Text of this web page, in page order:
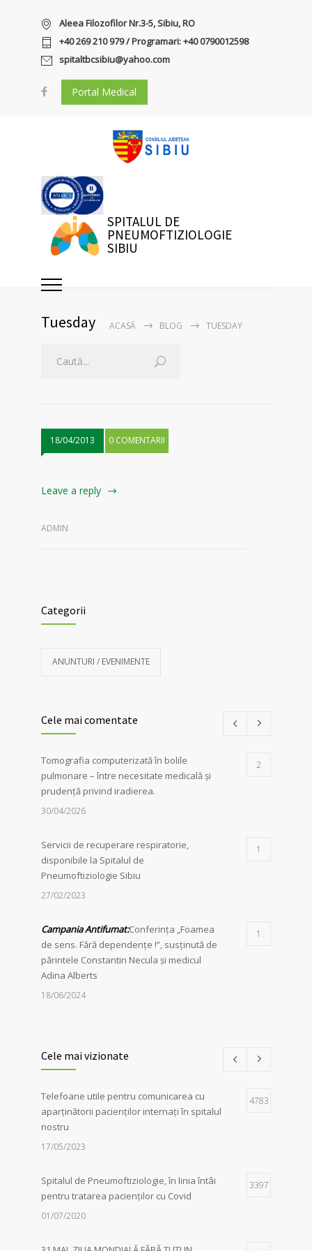
Aleea Filozofilor Nr.3-5, Sibiu, RO
+40 269 210 979 / Programari: +40 0790012598
spitaltbcsibiu@yahoo.com
Portal Medical
SPITALUL DE
PNEUMOFTIZIOLOGIE
SIBIU
Tuesday ACASĂ BLOG TUESDAY
18/04/2013 0 COMENTARII
Leave a reply
ADMIN
Categorii
ANUNTURI / EVENIMENTE
Cele mai comentate
Tomografia computerizată în bolile
pulmonare – între necesitate medicală și
prudență privind iradierea.
2
30/04/2026
Servicii de recuperare respiratorie,
disponibile la Spitalul de
Pneumoftiziologie Sibiu
1
27/02/2023
Campania Antifumat:Conferința „Foamea
de sens. Fără dependențe !”, susținută de
părintele Constantin Necula și medicul
Adina Alberts
1
18/06/2024
Iluminarea în roșu a unor clădiri
emblematice din Sibiu a marcat, în mod
simbolic, solidaritatea autorităților locale în
lupta împotriva tuberculozei, de Ziua
1
06/04/2026
Cele mai vizionate
Telefoane utile pentru comunicarea cu
aparținătorii pacienților internați în spitalul
nostru
4783
17/05/2023
Spitalul de Pneumoftiziologie, în linia întâi
pentru tratarea pacienților cu Covid
3397
01/07/2020